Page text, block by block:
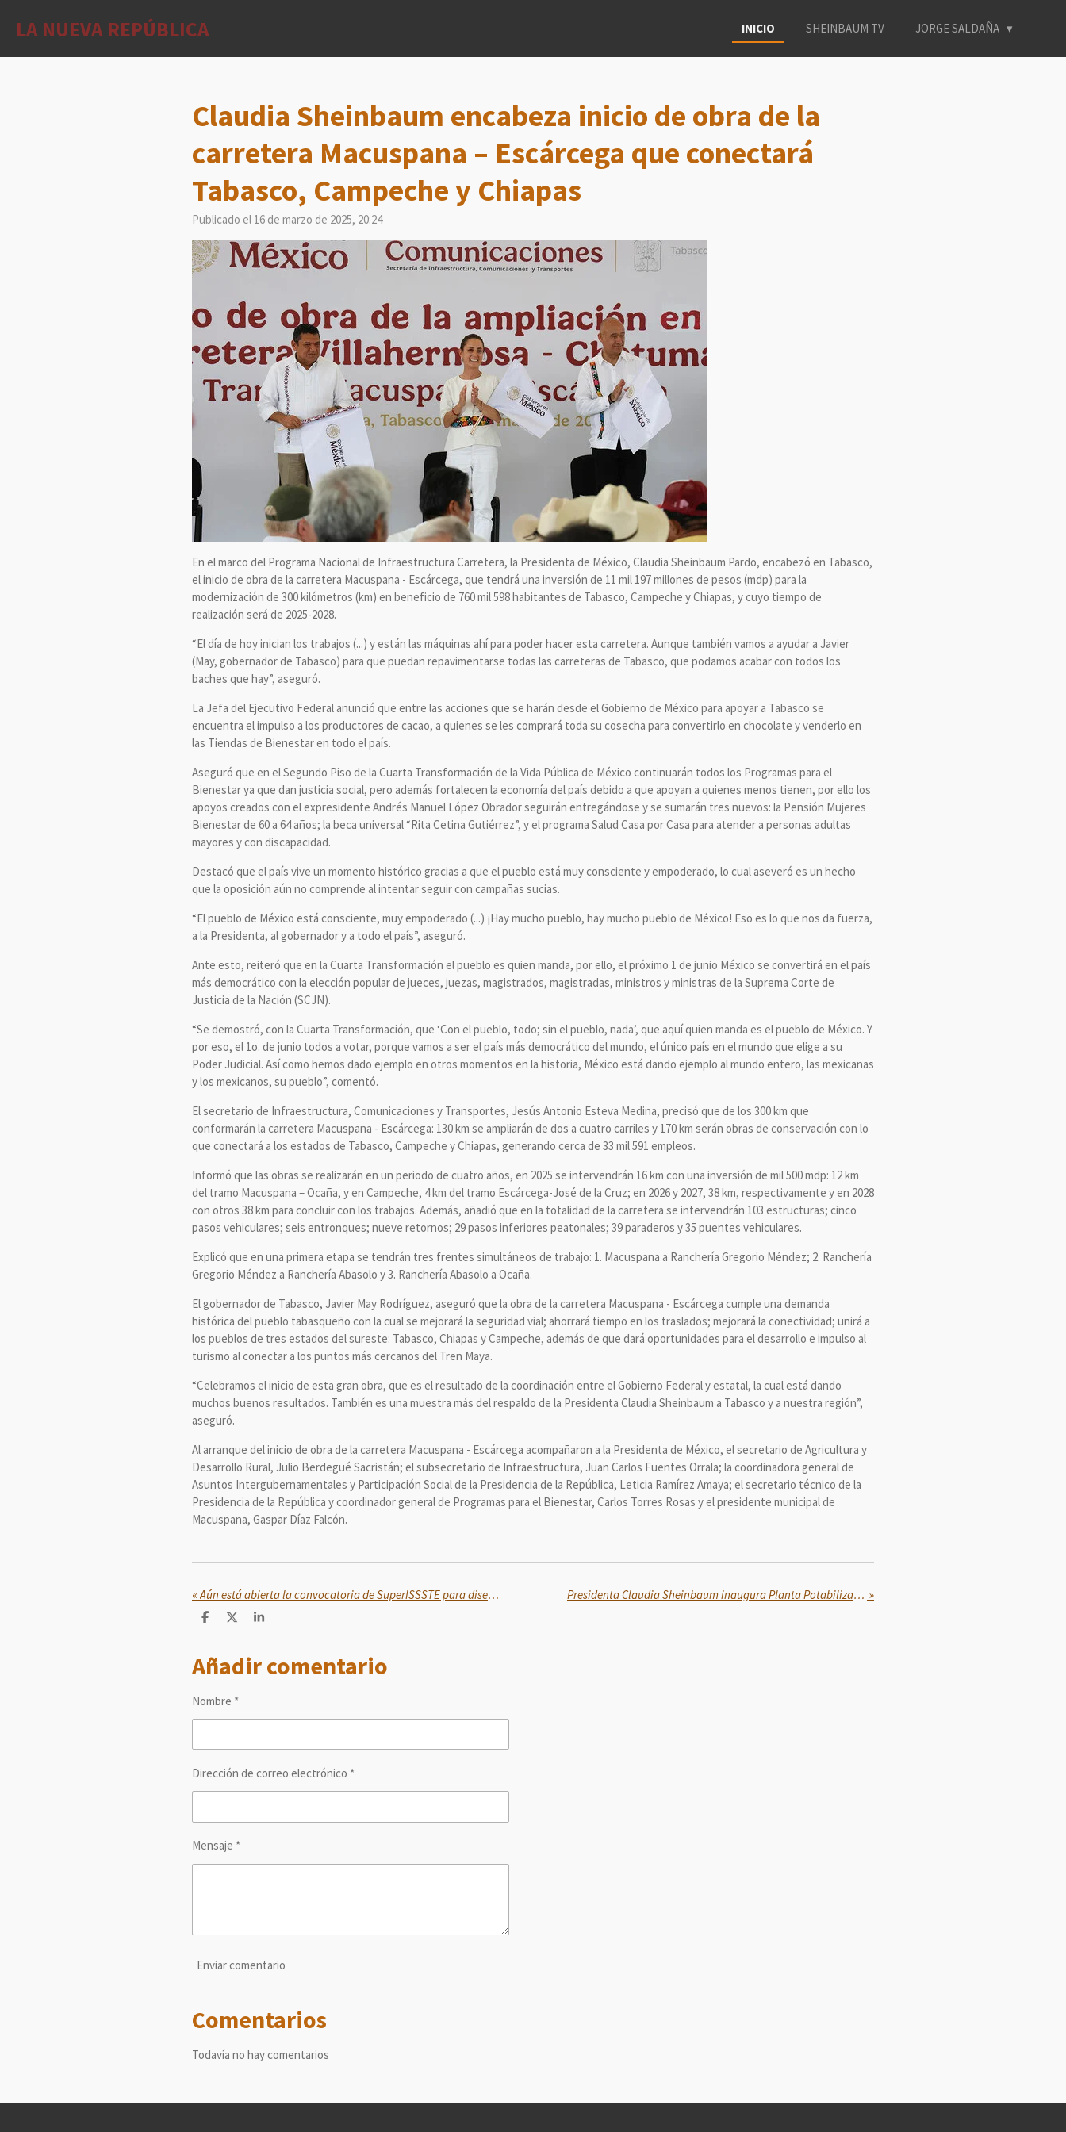
LA NUEVA REPÚBLICA INICIO SHEINBAUM TV JORGE SALDAÑA
Claudia Sheinbaum encabeza inicio de obra de la
carretera Macuspana – Escárcega que conectará
Tabasco, Campeche y Chiapas
Publicado el 16 de marzo de 2025, 20:24
En el marco del Programa Nacional de Infraestructura Carretera, la Presidenta de México, Claudia Sheinbaum Pardo, encabezó en Tabasco,
el inicio de obra de la carretera Macuspana - Escárcega, que tendrá una inversión de 11 mil 197 millones de pesos (mdp) para la
modernización de 300 kilómetros (km) en beneficio de 760 mil 598 habitantes de Tabasco, Campeche y Chiapas, y cuyo tiempo de
realización será de 2025-2028.
“El día de hoy inician los trabajos (...) y están las máquinas ahí para poder hacer esta carretera. Aunque también vamos a ayudar a Javier
(May, gobernador de Tabasco) para que puedan repavimentarse todas las carreteras de Tabasco, que podamos acabar con todos los
baches que hay”, aseguró.
La Jefa del Ejecutivo Federal anunció que entre las acciones que se harán desde el Gobierno de México para apoyar a Tabasco se
encuentra el impulso a los productores de cacao, a quienes se les comprará toda su cosecha para convertirlo en chocolate y venderlo en
las Tiendas de Bienestar en todo el país.
Aseguró que en el Segundo Piso de la Cuarta Transformación de la Vida Pública de México continuarán todos los Programas para el
Bienestar ya que dan justicia social, pero además fortalecen la economía del país debido a que apoyan a quienes menos tienen, por ello los
apoyos creados con el expresidente Andrés Manuel López Obrador seguirán entregándose y se sumarán tres nuevos: la Pensión Mujeres
Bienestar de 60 a 64 años; la beca universal “Rita Cetina Gutiérrez”, y el programa Salud Casa por Casa para atender a personas adultas
mayores y con discapacidad.
Destacó que el país vive un momento histórico gracias a que el pueblo está muy consciente y empoderado, lo cual aseveró es un hecho
que la oposición aún no comprende al intentar seguir con campañas sucias.
“El pueblo de México está consciente, muy empoderado (...) ¡Hay mucho pueblo, hay mucho pueblo de México! Eso es lo que nos da fuerza,
a la Presidenta, al gobernador y a todo el país”, aseguró.
Ante esto, reiteró que en la Cuarta Transformación el pueblo es quien manda, por ello, el próximo 1 de junio México se convertirá en el país
más democrático con la elección popular de jueces, juezas, magistrados, magistradas, ministros y ministras de la Suprema Corte de
Justicia de la Nación (SCJN).
“Se demostró, con la Cuarta Transformación, que ‘Con el pueblo, todo; sin el pueblo, nada’, que aquí quien manda es el pueblo de México. Y
por eso, el 1o. de junio todos a votar, porque vamos a ser el país más democrático del mundo, el único país en el mundo que elige a su
Poder Judicial. Así como hemos dado ejemplo en otros momentos en la historia, México está dando ejemplo al mundo entero, las mexicanas
y los mexicanos, su pueblo”, comentó.
El secretario de Infraestructura, Comunicaciones y Transportes, Jesús Antonio Esteva Medina, precisó que de los 300 km que
conformarán la carretera Macuspana - Escárcega: 130 km se ampliarán de dos a cuatro carriles y 170 km serán obras de conservación con lo
que conectará a los estados de Tabasco, Campeche y Chiapas, generando cerca de 33 mil 591 empleos.
Informó que las obras se realizarán en un periodo de cuatro años, en 2025 se intervendrán 16 km con una inversión de mil 500 mdp: 12 km
del tramo Macuspana – Ocaña, y en Campeche, 4 km del tramo Escárcega-José de la Cruz; en 2026 y 2027, 38 km, respectivamente y en 2028
con otros 38 km para concluir con los trabajos. Además, añadió que en la totalidad de la carretera se intervendrán 103 estructuras; cinco
pasos vehiculares; seis entronques; nueve retornos; 29 pasos inferiores peatonales; 39 paraderos y 35 puentes vehiculares.
Explicó que en una primera etapa se tendrán tres frentes simultáneos de trabajo: 1. Macuspana a Ranchería Gregorio Méndez; 2. Ranchería
Gregorio Méndez a Ranchería Abasolo y 3. Ranchería Abasolo a Ocaña.
El gobernador de Tabasco, Javier May Rodríguez, aseguró que la obra de la carretera Macuspana - Escárcega cumple una demanda
histórica del pueblo tabasqueño con la cual se mejorará la seguridad vial; ahorrará tiempo en los traslados; mejorará la conectividad; unirá a
los pueblos de tres estados del sureste: Tabasco, Chiapas y Campeche, además de que dará oportunidades para el desarrollo e impulso al
turismo al conectar a los puntos más cercanos del Tren Maya.
“Celebramos el inicio de esta gran obra, que es el resultado de la coordinación entre el Gobierno Federal y estatal, la cual está dando
muchos buenos resultados. También es una muestra más del respaldo de la Presidenta Claudia Sheinbaum a Tabasco y a nuestra región”,
aseguró.
Al arranque del inicio de obra de la carretera Macuspana - Escárcega acompañaron a la Presidenta de México, el secretario de Agricultura y
Desarrollo Rural, Julio Berdegué Sacristán; el subsecretario de Infraestructura, Juan Carlos Fuentes Orrala; la coordinadora general de
Asuntos Intergubernamentales y Participación Social de la Presidencia de la República, Leticia Ramírez Amaya; el secretario técnico de la
Presidencia de la República y coordinador general de Programas para el Bienestar, Carlos Torres Rosas y el presidente municipal de
Macuspana, Gaspar Díaz Falcón.
« Aún está abierta la convocatoria de SuperISSSTE para diseñar la primera mascota oficial de la tienda Presidenta Claudia Sheinbaum inaugura Planta Potabilizadora Carrizal II en Tabasco »
C
p
a
i
r
C
a
r
C
a
r
Añadir comentario
Nombre *
Dirección de correo electrónico *
Mensaje *
Enviar comentario
Comentarios
Todavía no hay comentarios